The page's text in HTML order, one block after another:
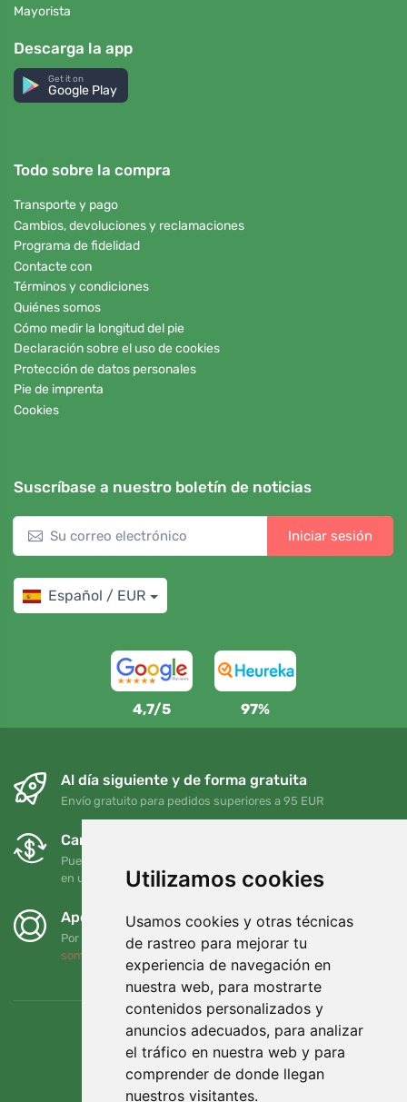
Utilizamos cookies
Usamos cookies y otras técnicas
de rastreo para mejorar tu
experiencia de navegación en
nuestra web, para mostrarte
contenidos personalizados y
anuncios adecuados, para analizar
el tráfico en nuestra web y para
comprender de donde llegan
nuestros visitantes.
Mayorista
Descarga la app
Get it on
Google Play
Todo sobre la compra
Transporte y pago
Cambios, devoluciones y reclamaciones
Programa de fidelidad
Contacte con
Términos y condiciones
Quiénes somos
Cómo medir la longitud del pie
Declaración sobre el uso de cookies
Protección de datos personales
Pie de imprenta
Cookies
Suscríbase a nuestro boletín de noticias
Iniciar sesión
Español / EUR
4,7/5 97%
Al día siguiente y de forma gratuita
Envío gratuito para pedidos superiores a 95 EUR
Cambios y devoluciones gratuitos
Puede devolver o cambiar su pedido en cualquier momento
en un plazo de 90 días
Apoyamos a Trees.org
Por cada pedido plantamos un árbol. Leer más
somos